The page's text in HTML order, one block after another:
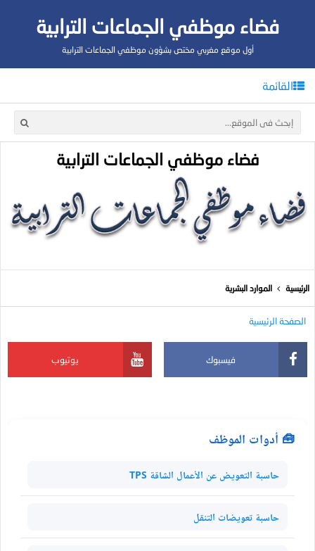
فضاء موظفي الجماعات الترابية
أول موقع مغربي مختص بشؤون موظفي الجماعات الترابية
القائمة
فضاء موظفي الجماعات الترابية
الرئيسية الموارد البشرية
الصفحة الرئيسية
فيسبوك يوتيوب
🧰 أدوات الموظف
حاسبة التعويض عن الأعمال الشاقة TPS
حاسبة تعويضات التنقل